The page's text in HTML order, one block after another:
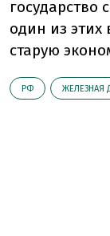
государство
один из этих
старую
РФ ЖЕЛЕЗНАЯ